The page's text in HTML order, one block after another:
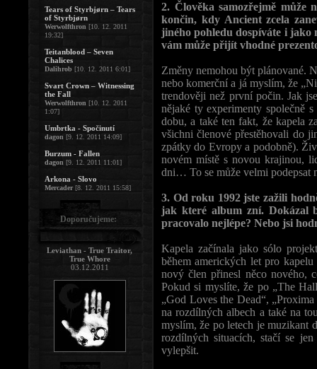
2. Člověka samozřejmě může
končin, kdy Ancient zcela
jiného pohledu dospíváte i
vám může přijít vhodné
Změny nemohou být plánované.
nebo komerční a já myslím, že
trendověji než první počin. Jak
nějaké ty experimenty společně
dobu, a také ten fakt, že kapela
všichni členové přestěhovali do
zpátky do Evropy a podobně).
novém místě s novou krajinou,
dni… To se může velmi podepsat
3. Od roku 1992 jste zažili
jak které album zní.
pracovalo nejlépe? Nebo jsi
Kapela začínala jako sólo
během amerických let pro
nový člen přinesl něco nového,
Pokud si myslíte, že po „The
„God Loves the Dead“,
na rozdílných albech a také na
myslím, že po letech je muzikant
rozdílných situacích, stačí se
vylepšit.
Tears of Styrbjørn – Tears
of Styrbjørn
Werwolfthron [10. 12. 2011
19:32]
Teitanblood – Seven
Chalices
Dalihrob [10. 12. 2011 6:01]
Svart Crown – Witnessing
the Fall
Werwolfthron [10. 12. 2011
1:07]
Umbrtka - Spočinutí
dagon [9. 12. 2011 14:09]
Burzum - Fallen
dagon [9. 12. 2011 11:01]
Arkona - Slovo
Mercader[8. 12. 2011 15:58]
Doporučujeme:
Leviathan - True Traitor,
True Whore
03.12.2011